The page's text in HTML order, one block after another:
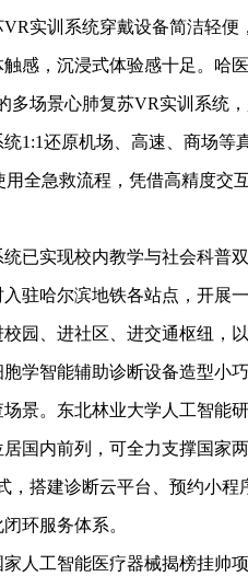
VR实训系统穿戴设备简洁轻
感，沉浸式体验感十足。哈
多场景心肺复苏VR实训系统
1:1还原机场、高速、商场等
全急救流程，凭借高精度交
已实现校内教学与社会科普
驻哈尔滨地铁各站点，开展
园、进社区、进交通枢纽，
学智能辅助诊断设备造型小
景。东北林业大学人工智能
国内前列，可全力支撑国家
，搭建诊断云平台、预约小
环服务体系。
人工智能医疗器械揭榜挂帅